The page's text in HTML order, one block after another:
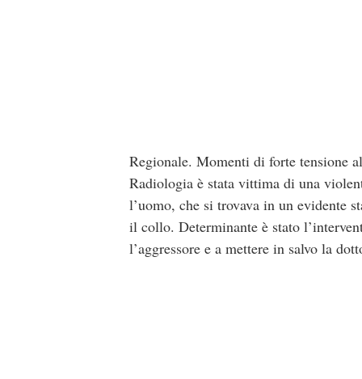
Regionale. Momenti di forte tensione
Radiologia è stata vittima di una
l’uomo, che si trovava in un evidente
il collo. Determinante è stato
l’aggressore e a mettere in salvo la